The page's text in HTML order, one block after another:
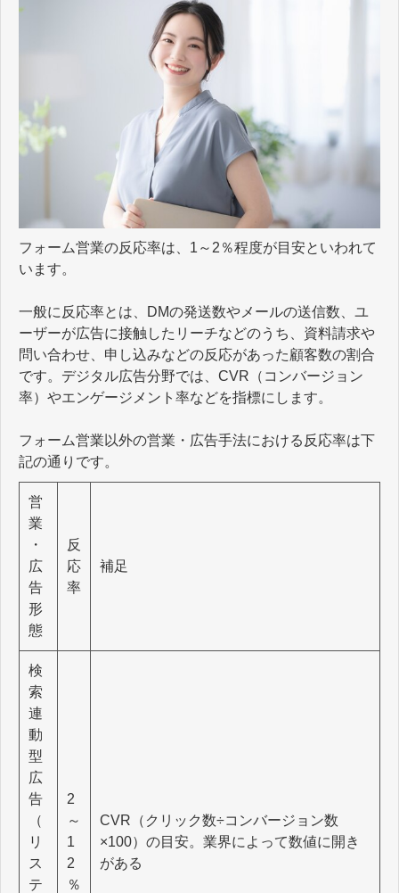
フォーム営業の反応率は、1～2％程度が目安といわれて
います。
一般に反応率とは、DMの発送数やメールの送信数、ユ
ーザーが広告に接触したリーチなどのうち、資料請求や
問い合わせ、申し込みなどの反応があった顧客数の割合
です。デジタル広告分野では、CVR（コンバージョン
率）やエンゲージメント率などを指標にします。
フォーム営業以外の営業・広告手法における反応率は下
記の通りです。
営
業
・
広
告
形
態
反
応
率
補足
検
索
連
動
型
広
告
（
リ
ス
テ
2
～
1
2
％
CVR（クリック数÷コンバージョン数
×100）の目安。業界によって数値に開き
がある